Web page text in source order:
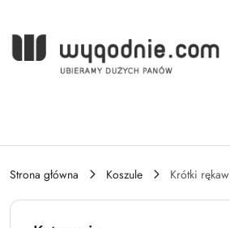
Strona główna Koszule Krótki rękaw